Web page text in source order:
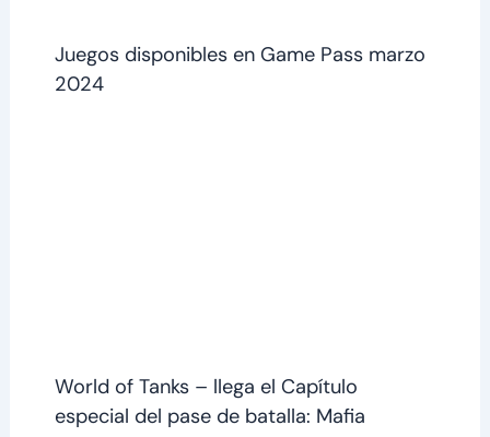
Juegos disponibles en Game Pass marzo
2024
World of Tanks – llega el Capítulo
especial del pase de batalla: Mafia